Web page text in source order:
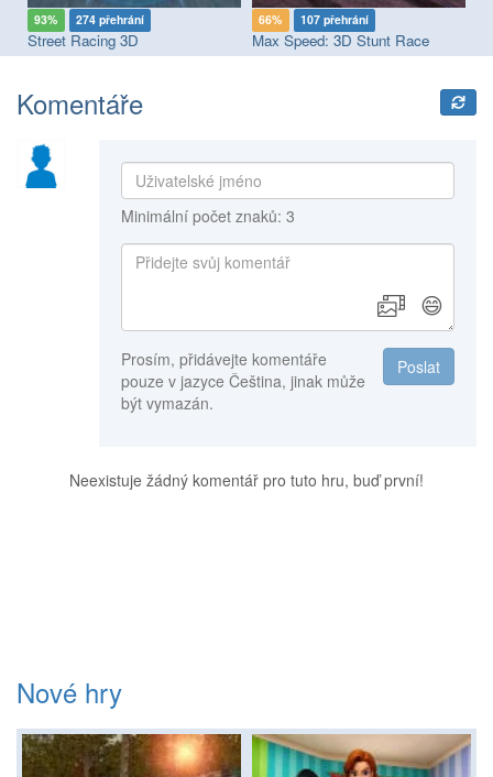
93% 274 přehrání
Street Racing 3D
66% 107 přehrání
Max Speed: 3D Stunt Race
Komentáře
Minimální počet znaků: 3
😄
Poslat
Prosím, přidávejte komentáře
pouze v jazyce Čeština, jinak může
být vymazán.
Neexistuje žádný komentář pro tuto hru, buď první!
Nové hry